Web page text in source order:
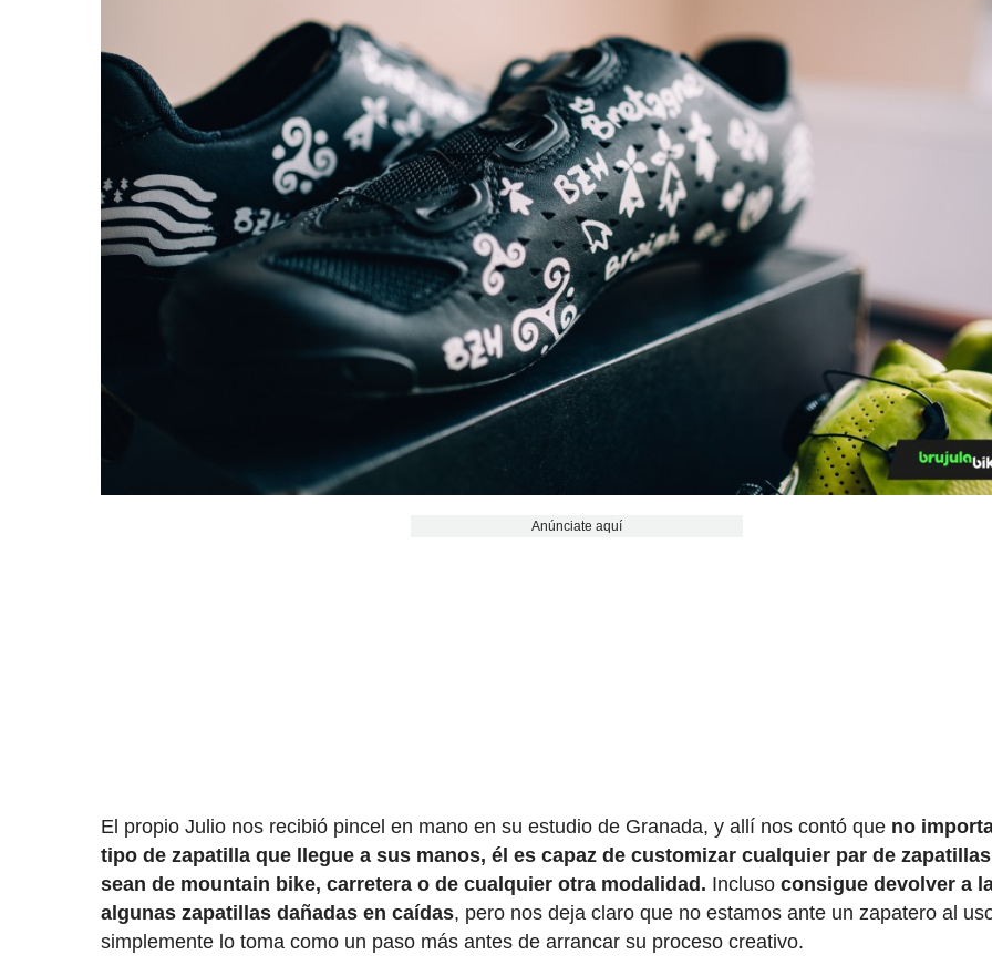
Anúnciate aquí
El propio Julio nos recibió pincel en mano en su estudio de Granada, y allí nos contó que no
tipo de zapatilla que llegue a sus manos, él es capaz de customizar cualquier par de
sean de mountain bike, carretera o de cualquier otra modalidad. Inclusoconsigue devolver a
algunas zapatillas dañadas en caídas, pero nos deja claro que no estamos ante un zapatero al
simplemente lo toma como un paso más antes de arrancar su proceso creativo.